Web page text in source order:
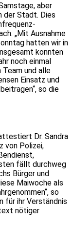
aber
der Stadt. Dies
„Mit Ausnahme
hatten wir in
konnten
noch einmal
und alle
Einsatz und
so die
Dr. Sandra
von Polizei,
fällt durchweg
Bürger und
Maiwoche als
so
für ihr Verständnis
nötiger